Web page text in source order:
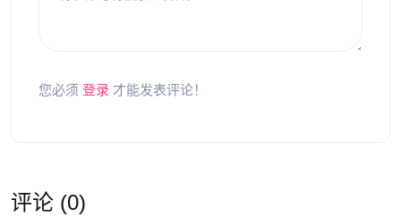
您必须 登录 才能发表评论！
评论 (0)